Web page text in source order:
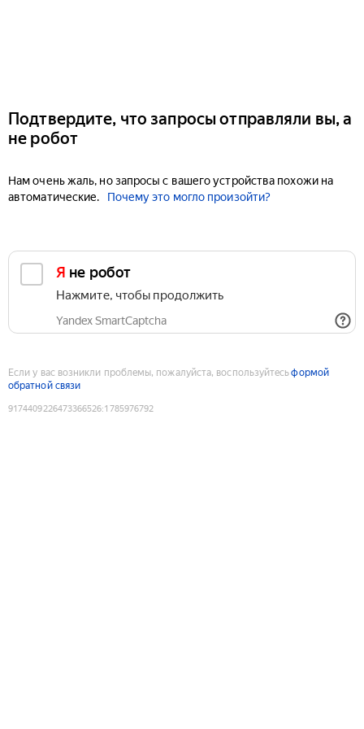
Подтвердите, что запросы отправляли вы, а
не робот
Нам очень жаль, но запросы с вашего устройства похожи на
автоматические.
Почему это могло произойти?
Я не робот
Нажмите, чтобы продолжить
Yandex SmartCaptcha
Если у вас возникли проблемы, пожалуйста, воспользуйтесьформой
обратной связи
9174409226473366526:1785976792